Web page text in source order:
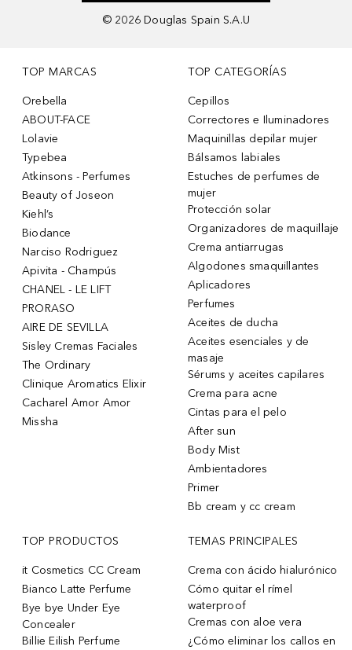
© 2026 Douglas Spain S.A.U
TOP MARCAS
Orebella
ABOUT-FACE
Lolavie
Typebea
Atkinsons - Perfumes
Beauty of Joseon
Kiehl’s
Biodance
Narciso Rodriguez
Apivita - Champús
CHANEL - LE LIFT
PRORASO
AIRE DE SEVILLA
Sisley Cremas Faciales
The Ordinary
Clinique Aromatics Elixir
Cacharel Amor Amor
Missha
TOP CATEGORÍAS
Cepillos
Correctores e Iluminadores
Maquinillas depilar mujer
Bálsamos labiales
Estuches de perfumes de
mujer
Protección solar
Organizadores de maquillaje
Crema antiarrugas
Algodones smaquillantes
Aplicadores
Perfumes
Aceites de ducha
Aceites esenciales y de
masaje
Sérums y aceites capilares
Crema para acne
Cintas para el pelo
After sun
Body Mist
Ambientadores
Primer
Bb cream y cc cream
TOP PRODUCTOS
it Cosmetics CC Cream
Bianco Latte Perfume
Bye bye Under Eye
Concealer
Billie Eilish Perfume
TEMAS PRINCIPALES
Crema con ácido hialurónico
Cómo quitar el rímel
waterproof
Cremas con aloe vera
¿Cómo eliminar los callos en